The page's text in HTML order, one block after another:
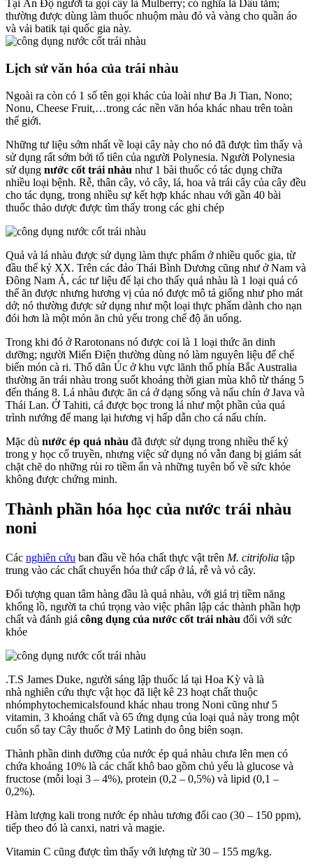
Tại Ấn Độ người ta gọi cây là Mulberry; có nghĩa là Dâu tằm;
thường được dùng làm thuốc nhuộm màu đỏ và vàng cho quần áo
và vải batik tại quốc gia này.
Lịch sử văn hóa của trái nhàu
Ngoài ra còn có 1 số tên gọi khác của loài như Ba Ji Tian, Nono;
Nonu, Cheese Fruit,…trong các nền văn hóa khác nhau trên toàn
thế giới.
Những tư liệu sớm nhất về loại cây này cho nó đã được tìm thấy và
sử dụng rất sớm bởi tổ tiên của người Polynesia. Người Polynesia
sử dụng nước cốt trái nhàu như 1 bài thuốc có tác dụng chữa
nhiều loại bệnh. Rễ, thân cây, vỏ cây, lá, hoa và trái cây của cây đều
cho tác dụng, trong nhiều sự kết hợp khác nhau với gần 40 bài
thuốc thảo dược được tìm thấy trong các ghi chép
Quả và lá nhàu được sử dụng làm thực phẩm ở nhiều quốc gia, từ
đầu thế kỷ XX. Trên các đảo Thái Bình Dương cũng như ở Nam và
Đông Nam Á, các tư liệu để lại cho thấy quả nhàu là 1 loại quả có
thể ăn được nhưng hương vị của nó được mô tả giống như pho mát
dở; nó thường được sử dụng như một loại thực phẩm dành cho nạn
đói hơn là một món ăn chủ yếu trong chế độ ăn uống.
Trong khi đó ở Rarotonans nó được coi là 1 loại thức ăn dinh
dưỡng; người Miến Điện thường dùng nó làm nguyên liệu để chế
biến món cà ri. Thổ dân Úc ở khu vực lãnh thổ phía Bắc Australia
thường ăn trái nhàu trong suốt khoảng thời gian mùa khô từ tháng 5
đến tháng 8. Lá nhàu được ăn cả ở dạng sống và nấu chín ở Java và
Thái Lan. Ở Tahiti, cá được bọc trong lá như một phần của quá
trình nướng để mang lại hương vị hấp dẫn cho cá nấu chín.
Mặc dù nước ép quả nhàu đã được sử dụng trong nhiều thế kỷ
trong y học cổ truyền, nhưng việc sử dụng nó vẫn đang bị giám sát
chặt chẽ do những rủi ro tiềm ẩn và những tuyên bố về sức khỏe
không được chứng minh.
Thành phần hóa học của nước trái nhàu
noni
Các nghiên cứu ban đầu về hóa chất thực vật trên M. citrifolia tập
trung vào các chất chuyển hóa thứ cấp ở lá, rễ và vỏ cây.
Đối tượng quan tâm hàng đầu là quả nhàu, với giá trị tiềm năng
khổng lồ, người ta chú trọng vào việc phân lập các thành phần hợp
chất và đánh giá công dụng của nước cốt trái nhàu đối với sức
khỏe
.T.S James Duke, người sáng lập thuốc lá tại Hoa Kỳ và là
nhà nghiên cứu thực vật học đã liệt kê 23 hoạt chất thuộc
nhómphytochemicalsfound khác nhau trong Noni cũng như 5
vitamin, 3 khoáng chất và 65 ứng dụng của loại quả này trong một
cuốn sổ tay Cây thuốc ở Mỹ Latinh do ông biên soạn.
Thành phần dinh dưỡng của nước ép quả nhàu chưa lên men có
chứa khoảng 10% là các chất khô bao gồm chủ yếu là glucose và
fructose (mỗi loại 3 – 4%), protein (0,2 – 0,5%) và lipid (0,1 –
0,2%).
Hàm lượng kali trong nước ép nhàu tương đối cao (30 – 150 ppm),
tiếp theo đó là canxi, natri và magie.
Vitamin C cũng được tìm thấy với lượng từ 30 – 155 mg/kg.